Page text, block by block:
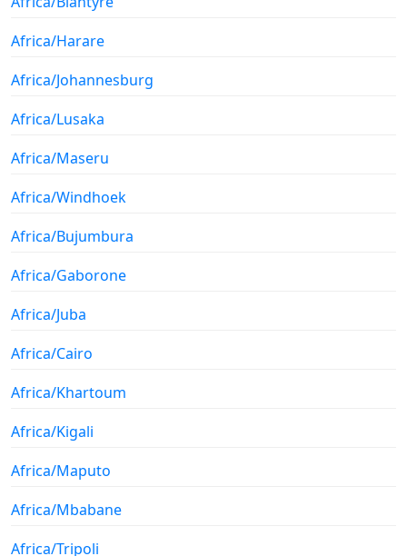
Africa/Harare
Africa/Johannesburg
Africa/Lusaka
Africa/Maseru
Africa/Windhoek
Africa/Bujumbura
Africa/Gaborone
Africa/Juba
Africa/Cairo
Africa/Khartoum
Africa/Kigali
Africa/Maputo
Africa/Mbabane
Africa/Tripoli